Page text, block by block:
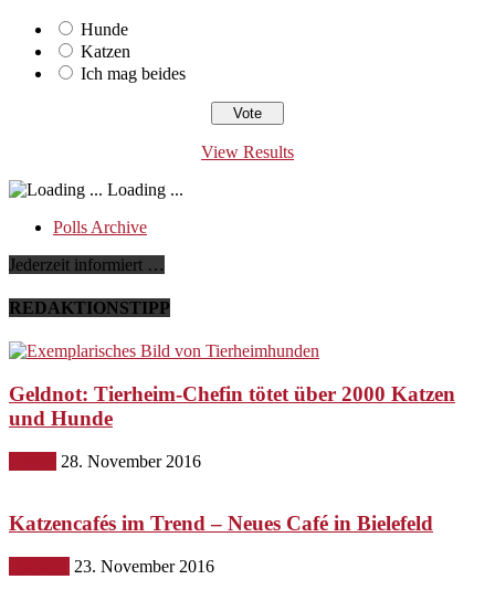
Hunde
Katzen
Ich mag beides
View Results
Loading ...
Polls Archive
Jederzeit informiert …
REDAKTIONSTIPP
Geldnot: Tierheim-Chefin tötet über 2000 Katzen
und Hunde
28. November 2016
Katzencafés im Trend – Neues Café in Bielefeld
23. November 2016